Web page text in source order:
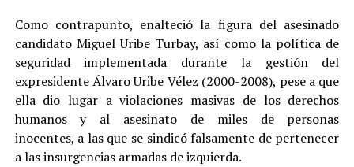
Como contrapunto, enalteció la figura del asesinado
candidato Miguel Uribe Turbay, así como la política de
seguridad implementada durante la gestión del
expresidente Álvaro Uribe Vélez (2000-2008), pese a que
ella dio lugar a violaciones masivas de los derechos
humanos y al asesinato de miles de personas
inocentes, a las que se sindicó falsamente de pertenecer
a las insurgencias armadas de izquierda.